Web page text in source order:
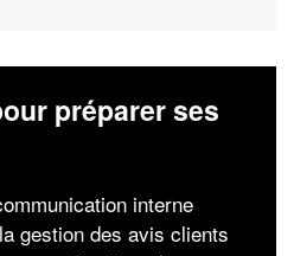
préparer ses
interne
gestion des avis clients